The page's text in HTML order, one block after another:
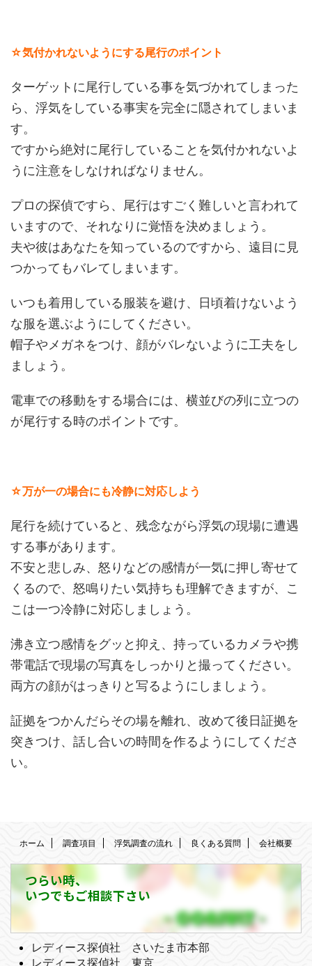
☆気付かれないようにする尾行のポイント
ターゲットに尾行している事を気づかれてしまった
ら、浮気をしている事実を完全に隠されてしまいま
す。
ですから絶対に尾行していることを気付かれないよ
うに注意をしなければなりません。
プロの探偵ですら、尾行はすごく難しいと言われて
いますので、それなりに覚悟を決めましょう。
夫や彼はあなたを知っているのですから、遠目に見
つかってもバレてしまいます。
いつも着用している服装を避け、日頃着けないよう
な服を選ぶようにしてください。
帽子やメガネをつけ、顔がバレないように工夫をし
ましょう。
電車での移動をする場合には、横並びの列に立つの
が尾行する時のポイントです。
☆万が一の場合にも冷静に対応しよう
尾行を続けていると、残念ながら浮気の現場に遭遇
する事があります。
不安と悲しみ、怒りなどの感情が一気に押し寄せて
くるので、怒鳴りたい気持ちも理解できますが、こ
こは一つ冷静に対応しましょう。
沸き立つ感情をグッと抑え、持っているカメラや携
帯電話で現場の写真をしっかりと撮ってください。
両方の顔がはっきりと写るようにしましょう。
証拠をつかんだらその場を離れ、改めて後日証拠を
突きつけ、話し合いの時間を作るようにしてくださ
い。
ホーム 調査項目 浮気調査の流れ 良くある質問 会社概要
つらい時、
いつでもご相談下さい
レディース探偵社 さいたま市本部
レディース探偵社 東京